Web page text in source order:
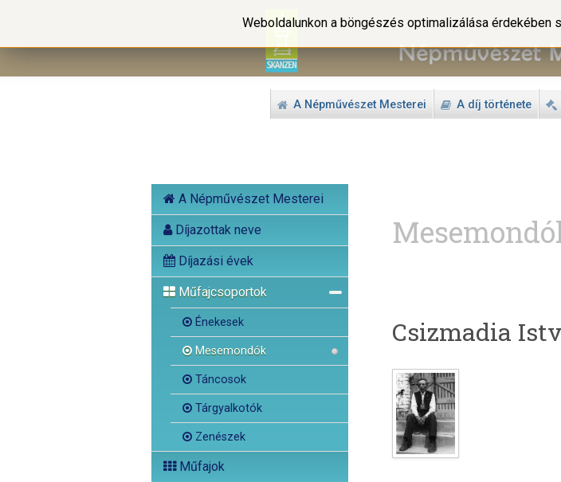
A Népművészet Mesterei A díj története
A Népművészet Mesterei
Díjazottak neve
Díjazási évek
Műfajcsoportok
Énekesek
Mesemondók
Táncosok
Tárgyalkotók
Zenészek
Műfajok
Weboldalunkon a böngészés optimalizálása érdekében
Csizmadia